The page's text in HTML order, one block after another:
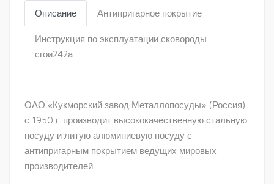
Описание Антипригарное покрытие
Инструкция по эксплуатации сковороды
сгои242а
ОАО «Кукморский завод Металлопосуды» (Россия)
с 1950 г. производит высококачественную стальную
посуду и литую алюминиевую посуду с
антипригарным покрытием ведущих мировых
производителей.